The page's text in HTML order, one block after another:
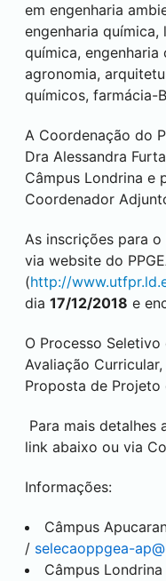
em engenharia
engenharia
química,
agronomia,
químicos, farmácia-
A Coordenação do
Dra Alessandra
Câmpus Londrina e
Coordenador
As inscrições para
via website do
(http://
dia 17/12/2018 e
O Processo
Avaliação
Proposta de Projeto
Para mais detalhes
link abaixo ou via
Informações:
Câmpus
/ selecaoppgea-
Câmpus Londrina